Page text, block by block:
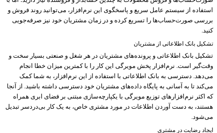
استفاده از سیستم عامل سریع و پاسخگوی این نرم‌افزار، می‌توانید روند فروش و
بررسی صورت‌حساب‌ها را تسریع کرده و در زمان مشتریان خود نیز صرفه‌جویی
کنید.
تشکیل بانک اطلاعاتی از مشتریان
تشکیل بانک اطلاعاتی و پرونده‌های مشتریان در هر شغل و صنعتی بسیار سخت و
وقت‌گیر است. نرم‌افزار پخش مویرگی این کار را با کمترین میزان خطا انجام
می‌دهد. دسترسی به بانک اطلاعاتی با استفاده از این نرم‌افزار، به شما کمک
می‌کند تا به آسانی به پایگاه داده‌های مشتریان خود دسترسی داشته باشید. از آنجا
که اکثر نرم‌افزارهای توزیع مویرگی با یکپارچه‌سازی مبتنی بر فضای ابری همراه
هستند، به دست آوردن اطلاعات در مورد مشتری خاص، به یک کار بی‌دردسر تبدیل
می‌شود.
ایجاد رضایت در مشتری